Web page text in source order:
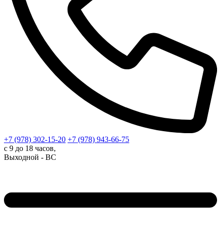
+7 (978) 302-15-20 +7 (978) 943-66-75
с 9 до 18 часов,
Выходной - ВС